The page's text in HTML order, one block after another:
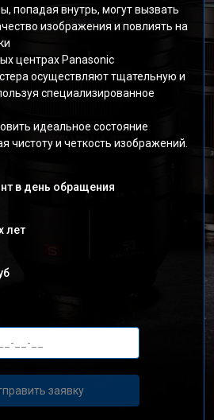
попадая внутрь, могут вызвать
изображения и повлиять на
центрах Panasonic
осуществляют тщательную и
специализированное
идеальное состояние
чистоту и четкость изображений.
в день обращения
лет
заявку